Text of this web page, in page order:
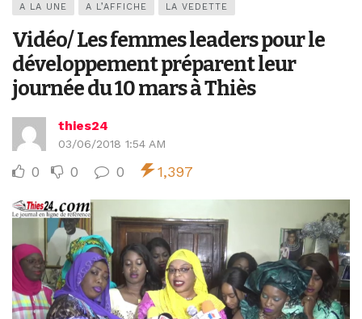
A LA UNE A L’AFFICHE LA VEDETTE
Vidéo/ Les femmes leaders pour le
développement préparent leur
journée du 10 mars à Thiès
thies24
03/06/2018 1:54 AM
0 0 0 1,397